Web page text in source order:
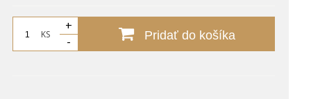
KS
+
-
Pridať do košíka